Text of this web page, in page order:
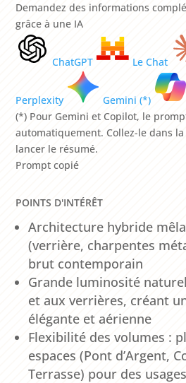
Demandez des informations
grâce à une IA
ChatGPT Le Chat
Perplexity Gemini (*)
(*) Pour Gemini et Copilot, le
automatiquement. Collez-le dans
lancer le résumé.
Prompt copié
POINTS D'INTÉRÊT
Architecture hybride
(verrière, charpentes
brut contemporain
Grande luminosité
et aux verrières, créant
élégante et aérienne
Flexibilité des volumes :
espaces (Pont d’Argent,
Terrasse) pour des